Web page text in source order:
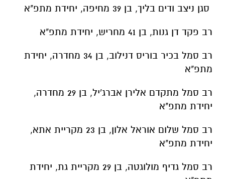
⁠סגן ניצב ודים בליך, בן 39 מחיפה, יחידת מתפ"א
⁠רב פקד דן גנות, בן 41 מחריש, יחידת מתפ"א
⁠רב סמל בכיר בוריס דנילוב, בן 34 מחדרה, יחידת
מתפ"א
⁠רב סמל מתקדם אלירן אברג'יל, בן 29 מחדרה,
יחידת מתפ"א
⁠רב סמל שלום אוראל אלון, בן 23 מקריית אתא,
יחידת מתפ"א
⁠רב סמל גדיף מולוגטה, בן 29 מקריית גת, יחידת